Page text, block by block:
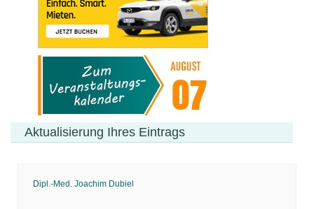
Aktualisierung Ihres Eintrags
Dipl.-Med. Joachim Dubiel